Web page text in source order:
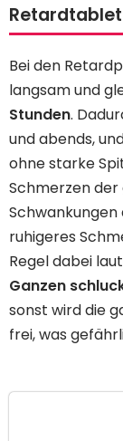
Bei den
langsam und
Stunden.
und abends,
ohne starke
Schmerzen
ruhigeres
Regel dabei
Ganzen
sonst wird die
frei, was